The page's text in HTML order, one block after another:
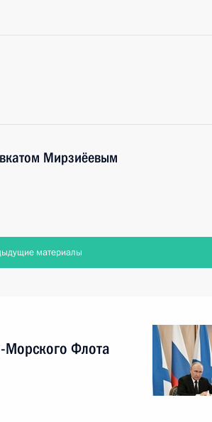
Мирзиёевым
материалы
Морского Флота